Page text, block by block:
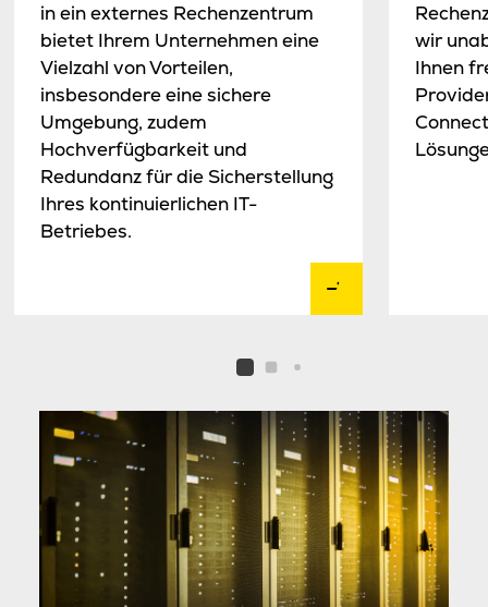
in ein externes Rechenzentrum
bietet Ihrem Unternehmen eine
Vielzahl von Vorteilen,
insbesondere eine sichere
Umgebung, zudem
Hochverfügbarkeit und
Redundanz für die Sicherstellung
Ihres kontinuierlichen IT-
Betriebes.
wir
Ihnen